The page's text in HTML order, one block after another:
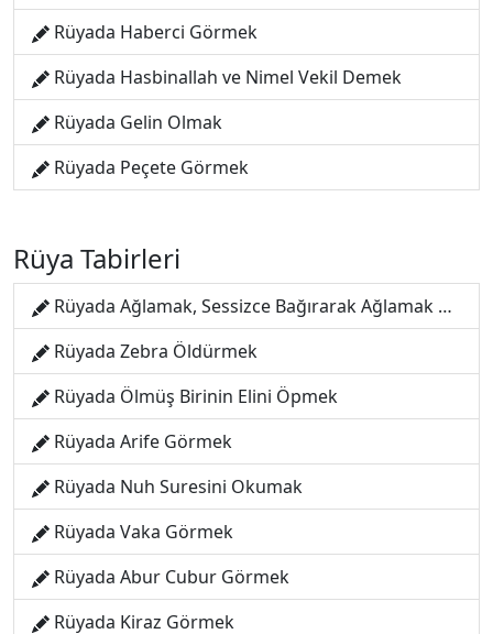
Rüyada Haberci Görmek
Rüyada Hasbinallah ve Nimel Vekil Demek
Rüyada Gelin Olmak
Rüyada Peçete Görmek
Rüya Tabirleri
Rüyada Ağlamak, Sessizce Bağırarak Ağlamak Görmek
Rüyada Zebra Öldürmek
Rüyada Ölmüş Birinin Elini Öpmek
Rüyada Arife Görmek
Rüyada Nuh Suresini Okumak
Rüyada Vaka Görmek
Rüyada Abur Cubur Görmek
Rüyada Kiraz Görmek